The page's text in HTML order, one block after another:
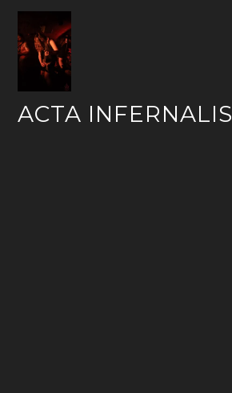
Skip
content
ACTA INFERNALIS